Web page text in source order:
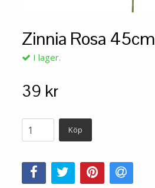
Zinnia Rosa 45cm
I lager.
39 kr
Köp